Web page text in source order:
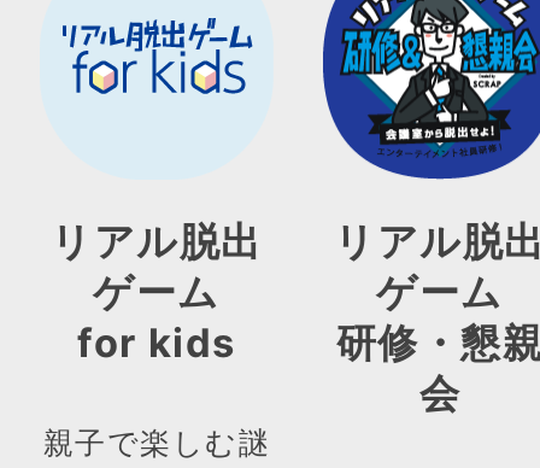
リアル脱出
ゲーム
for kids
親子で楽しむ謎
リアル脱
ゲーム
研修・懇
会